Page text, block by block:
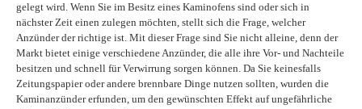
gelegt wird. Wenn Sie im Besitz eines Kaminofens sind oder sich in
nächster Zeit einen zulegen möchten, stellt sich die Frage, welcher
Anzünder der richtige ist. Mit dieser Frage sind Sie nicht alleine, denn der
Markt bietet einige verschiedene Anzünder, die alle ihre Vor- und Nachteile
besitzen und schnell für Verwirrung sorgen können. Da Sie keinesfalls
Zeitungspapier oder andere brennbare Dinge nutzen sollten, wurden die
Kaminanzünder erfunden, um den gewünschten Effekt auf ungefährliche